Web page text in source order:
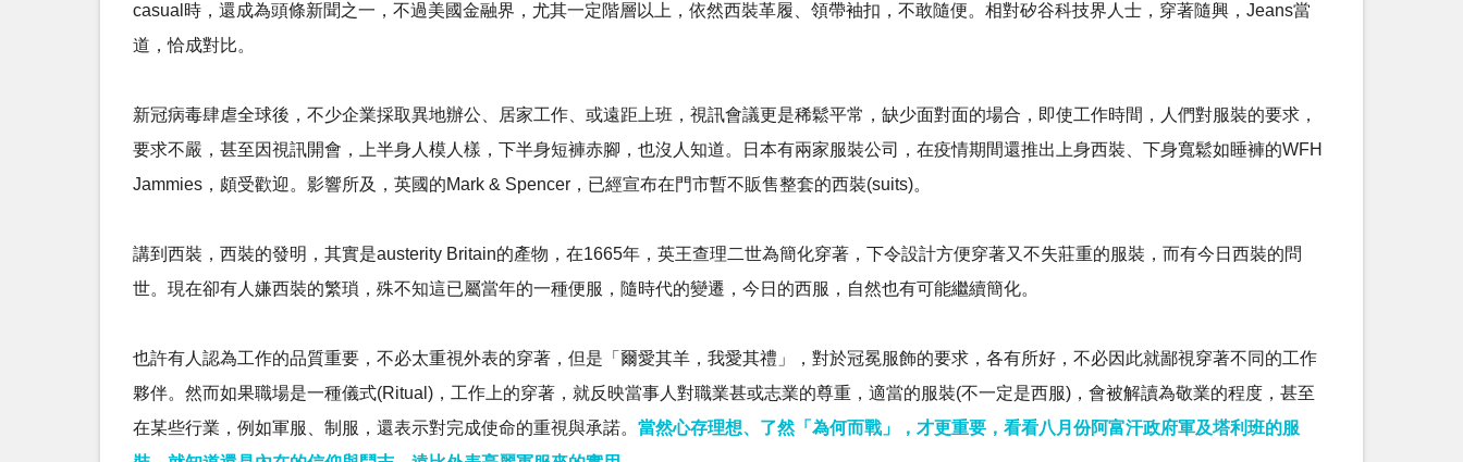
casual時，還成為頭條新聞之一，不過美國金融界，尤其一定階層以上，依然西裝革履、領帶袖扣，不敢隨便。相對矽谷科技界人士，穿著隨興，Jeans當
道，恰成對比。
新冠病毒肆虐全球後，不少企業採取異地辦公、居家工作、或遠距上班，視訊會議更是稀鬆平常，缺少面對面的場合，即使工作時間，人們對服裝的要求，
要求不嚴，甚至因視訊開會，上半身人模人樣，下半身短褲赤腳，也沒人知道。日本有兩家服裝公司，在疫情期間還推出上身西裝、下身寬鬆如睡褲的WFH
Jammies，頗受歡迎。影響所及，英國的Mark & Spencer，已經宣布在門市暫不販售整套的西裝(suits)。
講到西裝，西裝的發明，其實是austerity Britain的產物，在1665年，英王查理二世為簡化穿著，下令設計方便穿著又不失莊重的服裝，而有今日西裝的問
世。現在卻有人嫌西裝的繁瑣，殊不知這已屬當年的一種便服，隨時代的變遷，今日的西服，自然也有可能繼續簡化。
也許有人認為工作的品質重要，不必太重視外表的穿著，但是「爾愛其羊，我愛其禮」，對於冠冕服飾的要求，各有所好，不必因此就鄙視穿著不同的工作
夥伴。然而如果職場是一種儀式(Ritual)，工作上的穿著，就反映當事人對職業甚或志業的尊重，適當的服裝(不一定是西服)，會被解讀為敬業的程度，甚至
在某些行業，例如軍服、制服，還表示對完成使命的重視與承諾。 當然心存理想、了然「為何而戰」，才更重要，看看八月份阿富汗政府軍及塔利班的服